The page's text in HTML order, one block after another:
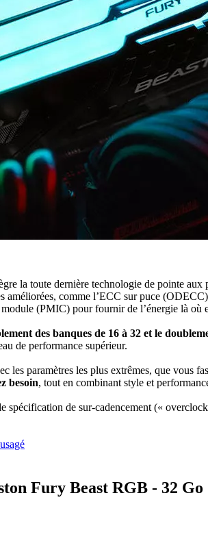
la toute dernière technologie de pointe aux
comme l’ECC sur puce
(PMIC) pour fournir de l’énergie là où
des banques de 16 à 32 et le
de performance supérieur.
les paramètres les plus extrêmes, que
besoin, tout en combinant style et
spécification de sur-cadencement («
Fury Beast RGB - 32